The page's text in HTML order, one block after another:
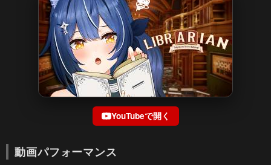
YouTubeで開く
動画パフォーマンス